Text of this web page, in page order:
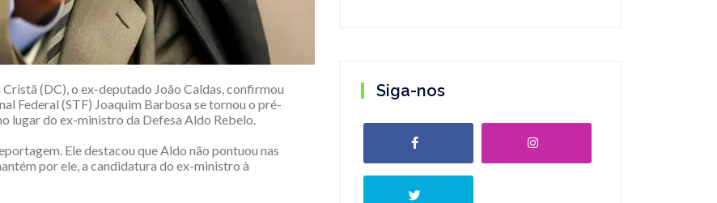
(DC), o ex-deputado João Caldas, confirmou
Federal (STF) Joaquim Barbosa se tornou o pré-
lugar do ex-ministro da Defesa Aldo Rebelo.
Ele destacou que Aldo não pontuou nas
por ele, a candidatura do ex-ministro à
Siga-nos